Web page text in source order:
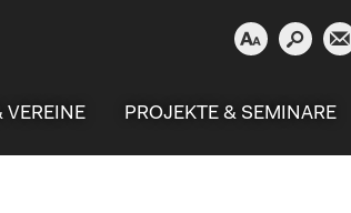
  
VEREINE PROJEKTE & SEMINARE